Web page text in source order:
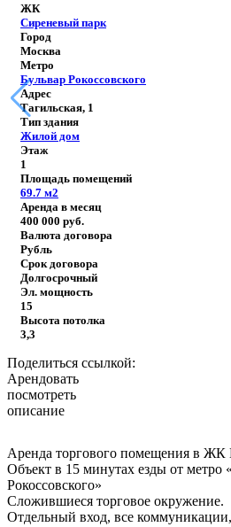
ЖК
Сиреневый парк
Город
Москва
Метро
Бульвар Рокоссовского
Адрес
Тагильская, 1
Тип здания
Жилой дом
Этаж
1
Площадь помещений
69.7 м2
Аренда в месяц
400 000 руб.
Валюта договора
Рубль
Срок договора
Долгосрочный
Эл. мощность
15
Высота потолка
3,3
Поделиться ссылкой:
Арендовать
посмотреть
описание
Аренда торгового помещения в ЖК
Объект в 15 минутах езды от метро
Рокоссовского»
Сложившиеся торговое окружение.
Отдельный вход, все